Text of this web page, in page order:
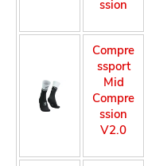
ssion
Compre
ssport
Mid
Compre
ssion
V2.0